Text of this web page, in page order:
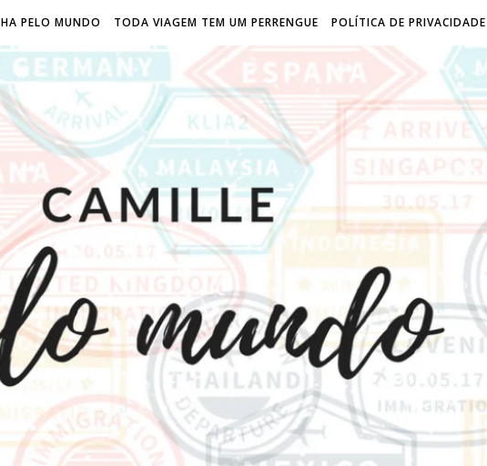
PELO MUNDO TODA VIAGEM TEM UM PERRENGUE POLÍTICA DE PRIVACIDADE